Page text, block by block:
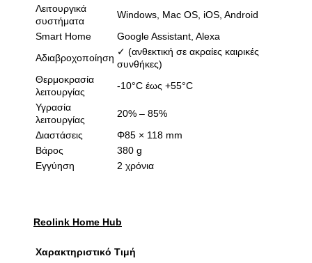
Λειτουργικά
συστήματα
Windows, Mac OS, iOS, Android
Smart Home
Google Assistant, Alexa
Αδιαβροχοποίηση
✓ (ανθεκτική σε ακραίες καιρικές
συνθήκες)
Θερμοκρασία
λειτουργίας
-10°C έως +55°C
Υγρασία
λειτουργίας
20% – 85%
Διαστάσεις
Φ85 × 118 mm
Βάρος
380 g
Εγγύηση
2 χρόνια
Reolink Home Hub
Χαρακτηριστικό Τιμή